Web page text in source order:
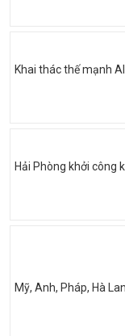
Khai thác thế mạnh
Hải Phòng khởi công
Mỹ, Anh, Pháp, Hà